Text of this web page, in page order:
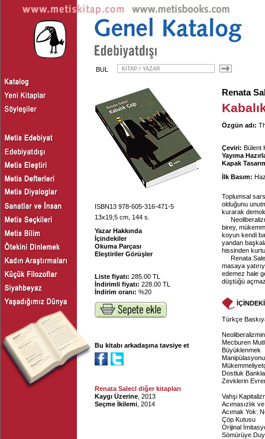
BUL
ISBN13 978-605-316-471-5
13x19,5 cm, 144 s.
Yazar Hakkında
İçindekiler
Okuma Parçası
Eleştiriler Görüşler
Liste fiyatı: 285.00 TL
İndirimli fiyatı: 228.00 TL
İndirim oranı: %20
Bu kitabı arkadaşına tavsiye et
Renata Salecl diğer kitapları
Kaygı Üzerine , 2013
Seçme İkilemi , 2014
Renata
Özgün adı:
Çeviri: Bülent
Yayıma
Kapak
İlk Basım:
Toplumsal
olduğunu
kurarak
birey,
koyun kendi
yandan
hissinden
Renata
masaya
edemez hale
düştüğü
Türkçe
Mecburen
Büyüklenmek
Dostluk
Zevklerin
Vahşi
Acımasızlık
Acımak Yok:
Çöp Kutusu
Orijinal
Sömürüye